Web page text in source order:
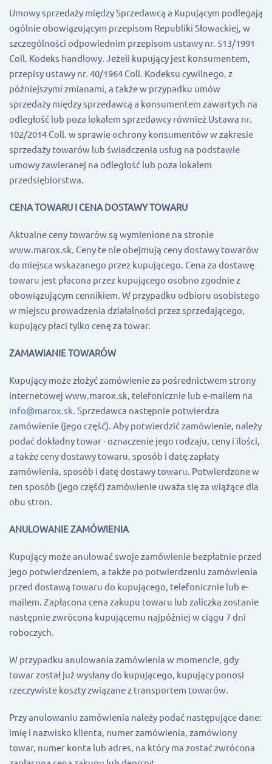
Umowy sprzedaży między Sprzedawcą a Kupującym podlegają
ogólnie obowiązującym przepisom Republiki Słowackiej, w
szczególności odpowiednim przepisom ustawy nr. 513/1991
Coll. Kodeks handlowy. Jeżeli kupujący jest konsumentem,
przepisy ustawy nr. 40/1964 Coll. Kodeksu cywilnego, z
późniejszymi zmianami, a także w przypadku umów
sprzedaży między sprzedawcą a konsumentem zawartych na
odległość lub poza lokalem sprzedawcy również Ustawa nr.
102/2014 Coll. w sprawie ochrony konsumentów w zakresie
sprzedaży towarów lub świadczenia usług na podstawie
umowy zawieranej na odległość lub poza lokalem
przedsiębiorstwa.
CENA TOWARU I CENA DOSTAWY TOWARU
Aktualne ceny towarów są wymienione na stronie
www.marox.sk. Ceny te nie obejmują ceny dostawy towarów
do miejsca wskazanego przez kupującego. Cena za dostawę
towaru jest płacona przez kupującego osobno zgodnie z
obowiązującym cennikiem. W przypadku odbioru osobistego
w miejscu prowadzenia działalności przez sprzedającego,
kupujący płaci tylko cenę za towar.
ZAMAWIANIE TOWARÓW
Kupujący może złożyć zamówienie za pośrednictwem strony
internetowej www.marox.sk, telefonicznie lub e-mailem na
info@marox.sk. Sprzedawca następnie potwierdza
zamówienie (jego część). Aby potwierdzić zamówienie, należy
podać dokładny towar - oznaczenie jego rodzaju, ceny i ilości,
a także ceny dostawy towaru, sposób i datę zapłaty
zamówienia, sposób i datę dostawy towaru. Potwierdzone w
ten sposób (jego część) zamówienie uważa się za wiążące dla
obu stron.
ANULOWANIE ZAMÓWIENIA
Kupujący może anulować swoje zamówienie bezpłatnie przed
jego potwierdzeniem, a także po potwierdzeniu zamówienia
przed dostawą towaru do kupującego, telefonicznie lub e-
mailem. Zapłacona cena zakupu towaru lub zaliczka zostanie
następnie zwrócona kupującemu najpóźniej w ciągu 7 dni
roboczych.
W przypadku anulowania zamówienia w momencie, gdy
towar został już wysłany do kupującego, kupujący ponosi
rzeczywiste koszty związane z transportem towarów.
Przy anulowaniu zamówienia należy podać następujące dane:
imię i nazwisko klienta, numer zamówienia, zamówiony
towar, numer konta lub adres, na który ma zostać zwrócona